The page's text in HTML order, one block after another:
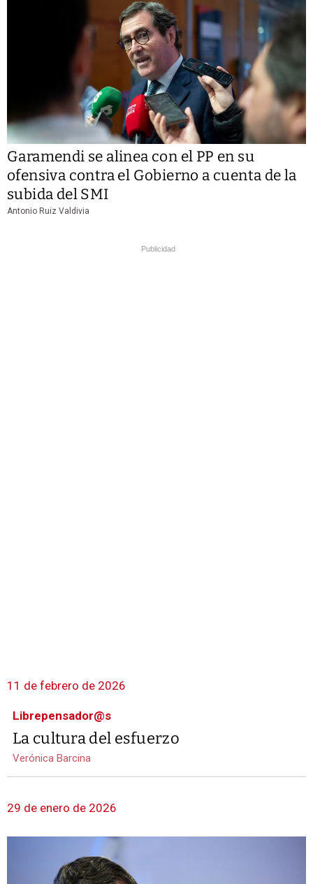
Garamendi se alinea con el PP en su
ofensiva contra el Gobierno a cuenta de la
subida del SMI
Antonio Ruiz Valdivia
Publicidad
11 de febrero de 2026
Librepensador@s
La cultura del esfuerzo
Verónica Barcina
29 de enero de 2026